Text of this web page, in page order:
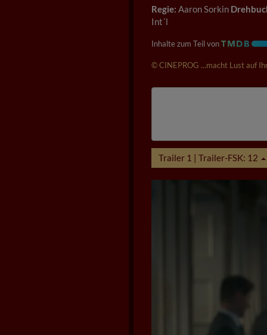
Regie: Aaron Sorkin
Int´l
Inhalte zum Teil von
© CINEPROG ...macht Lust auf
Trailer 1 | Trailer-FSK: 12